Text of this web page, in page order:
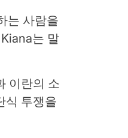
는 사람을
는 말
이란의 소
식 투쟁을